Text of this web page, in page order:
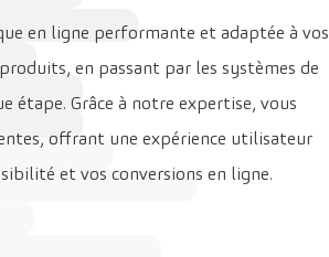
en ligne performante et adaptée à vos
en passant par les systèmes de
étape. Grâce à notre expertise, vous
offrant une expérience utilisateur
et vos conversions en ligne.